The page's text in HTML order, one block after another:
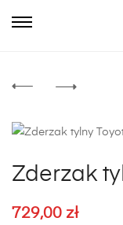
Zderzak
729,00 zł